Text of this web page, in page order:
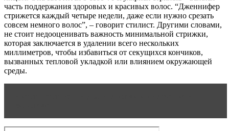
часть поддержания здоровых и красивых волос. “Дженнифер
стрижется каждый четыре недели, даже если нужно срезать
совсем немного волос”, – говорит стилист. Другими словами,
не стоит недооценивать важность минимальной стрижки,
которая заключается в удалении всего нескольких
миллиметров, чтобы избавиться от секущихся кончиков,
вызванных тепловой укладкой или влиянием окружающей
среды.